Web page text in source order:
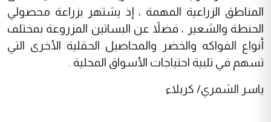
المناطق الزراعية المهمة ، إذ يشتهر بزراعة محصولي
الحنطة والشعير ، فضلاً عن البساتين المزروعة بمختلف
أنواع الفواكه والخضر والمحاصيل الحقلية الأخرى التي
تسهم في تلبية احتياجات الأسواق المحلية .
ياسر الشمري/ كربلاء